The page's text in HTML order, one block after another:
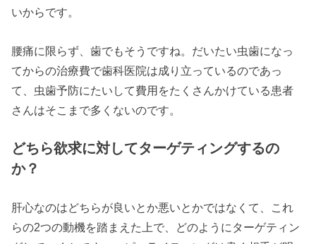
いからです。
腰痛に限らず、歯でもそうですね。だいたい虫歯になっ
てからの治療費で歯科医院は成り立っているのであっ
て、虫歯予防にたいして費用をたくさんかけている患者
さんはそこまで多くないのです。
どちら欲求に対してターゲティングするの
か？
肝心なのはどちらが良いとか悪いとかではなくて、これ
らの2つの動機を踏まえた上で、どのようにターゲティン